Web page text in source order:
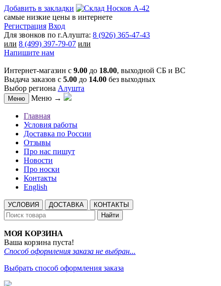
Добавить в закладки
самые низкие цены в интернете
Регистрация Вход
Для звонков по г.Алушта: 8 (926) 365-47-43
или 8 (499) 397-79-07 или
Напишите нам
Интернет-магазин с 9.00 до 18.00, выходной СБ и ВС
Выдача заказов с 5.00 до 14.00 без выходных
Выбор региона Алушта
Меню Меню →
Главная
Условия работы
Доставка по России
Отзывы
Про нас пишут
Новости
Про носки
Контакты
English
УСЛОВИЯ ДОСТАВКА
КОНТАКТЫ
Найти
МОЯ КОРЗИНА
Ваша корзина пуста!
Способ оформления заказа не выбран...
Выбрать способ оформления заказа